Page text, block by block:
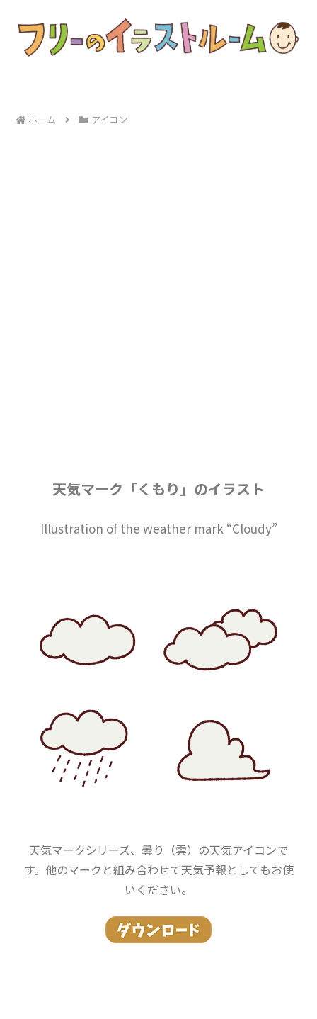
ホーム アイコン
天気マーク「くもり」のイラスト
Illustration of the weather mark “Cloudy”
天気マークシリーズ、曇り（雲）の天気アイコンで
す。他のマークと組み合わせて天気予報としてもお使
いください。